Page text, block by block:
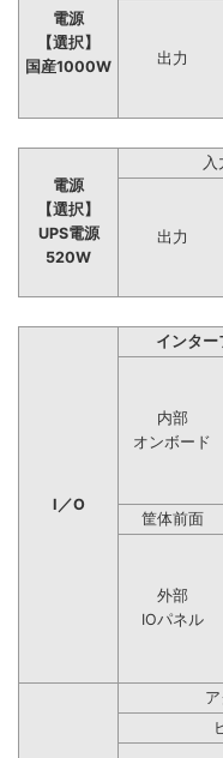
電源
【選択】
国産1000W
出力
電源
【選択】
UPS電源
520W
入
出力
I／O
インター
内部
オンボード
筐体前面
外部
IOパネル